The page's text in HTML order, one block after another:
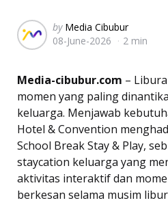
Posted
by
by Media Cibubur
08-June-2026
2 min
Media-cibubur.com –
momen yang paling
keluarga. Menjawab
Hotel & Convention
School Break Stay & Play,
staycation keluarga yang
aktivitas interaktif dan
berkesan selama musim